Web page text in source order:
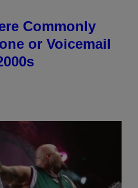
Commonly
or Voicemail